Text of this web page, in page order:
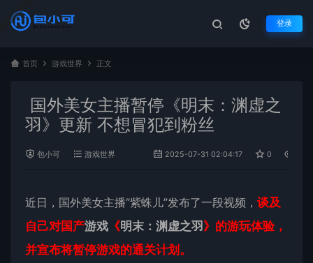
登录
首页 游戏世界 正文
国外美女主播暂停《明末：渊虚之
羽》更新 不想冒犯到粉丝
包小可 游戏世界 2025-07-31 02:04:17 0
近日，国外美女主播“紫蛛儿”发布了一段视频， 谈及
自己对国产游戏 《明末：渊虚之羽 》的游玩体验，
并宣布将暂停游戏的通关计划。